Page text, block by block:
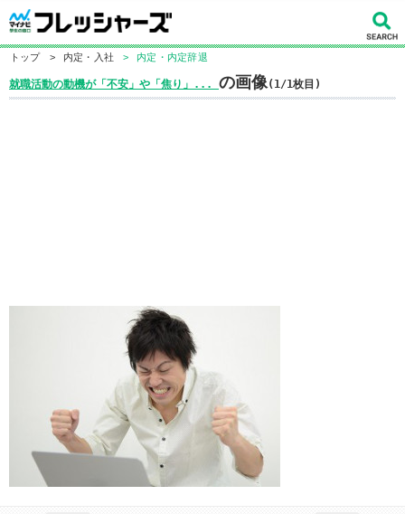
トップ > 内定・入社 > 内定・内定辞退
就職活動の動機が「不安」や「焦り」... の画像(1/1枚目)